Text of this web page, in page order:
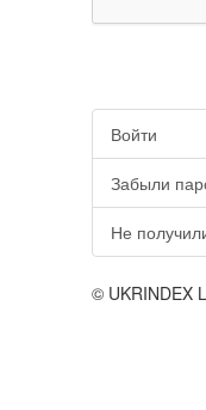
Войти
Забыли
Не
© UKRINDEX